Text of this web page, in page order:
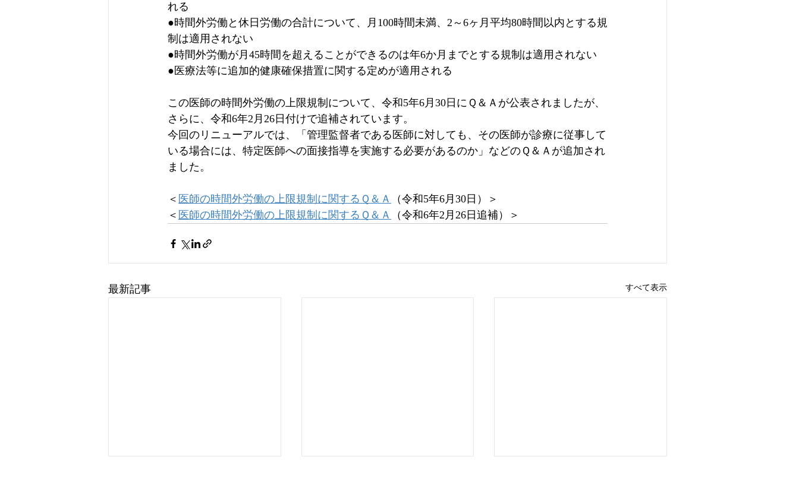
れる
●時間外労働と休日労働の合計について、月100時間未満、2～6ヶ月平均80時間以内とする規
制は適用されない
●時間外労働が月45時間を超えることができるのは年6か月までとする規制は適用されない
●医療法等に追加的健康確保措置に関する定めが適用される
この医師の時間外労働の上限規制について、令和5年6月30日にＱ＆Ａが公表されましたが、
さらに、令和6年2月26日付けで追補されています。
今回のリニューアルでは、「管理監督者である医師に対しても、その医師が診療に従事して
いる場合には、特定医師への面接指導を実施する必要があるのか」などのＱ＆Ａが追加され
ました。
＜ 医師の時間外労働の上限規制に関するＱ＆Ａ
（令和5年6月30日）＞
＜ 医師の時間外労働の上限規制に関するＱ＆Ａ （令和6年2月26日追補）＞
最新記事 すべて表示